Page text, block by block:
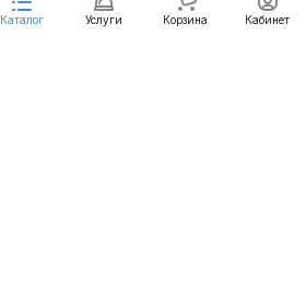
Каталог Услуги Корзина Кабинет